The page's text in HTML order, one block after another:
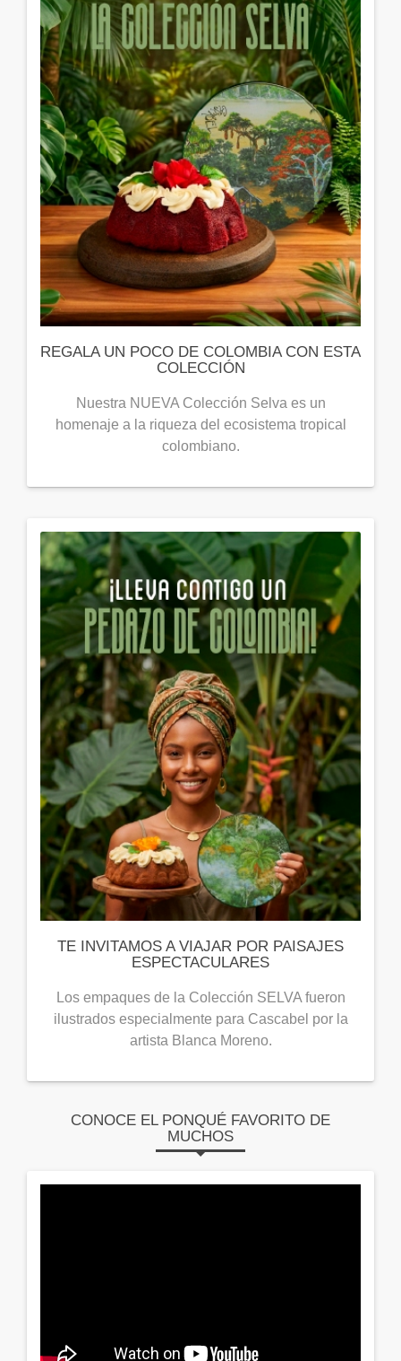
REGALA UN POCO DE COLOMBIA CON ESTA
COLECCIÓN
Nuestra NUEVA Colección Selva es un
homenaje a la riqueza del ecosistema tropical
colombiano.
TE INVITAMOS A VIAJAR POR PAISAJES
ESPECTACULARES
Los empaques de la Colección SELVA fueron
ilustrados especialmente para Cascabel por la
artista Blanca Moreno.
CONOCE EL PONQUÉ FAVORITO DE
MUCHOS